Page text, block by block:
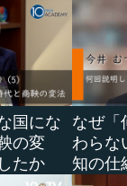
国にな
の変
たか
なぜ「
わらな
知の仕